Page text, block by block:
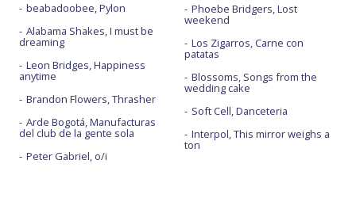
beabadoobee, Pylon
Alabama Shakes, I must be
dreaming
Leon Bridges, Happiness
anytime
Brandon Flowers, Thrasher
Arde Bogotá, Manufacturas
del club de la gente sola
Peter Gabriel, o/i
Phoebe Bridgers, Lost
weekend
Los Zigarros, Carne con
patatas
Blossoms, Songs from the
wedding cake
Soft Cell, Danceteria
Interpol, This mirror weighs a
ton